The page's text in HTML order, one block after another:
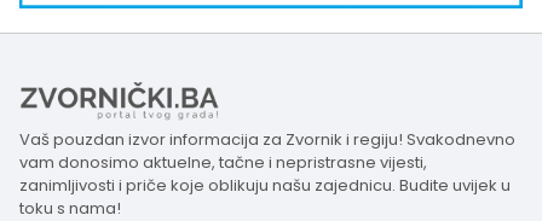
Vaš pouzdan izvor informacija za Zvornik i regiju! Svakodnevno
vam donosimo aktuelne, tačne i nepristrasne vijesti,
zanimljivosti i priče koje oblikuju našu zajednicu. Budite uvijek u
toku s nama!